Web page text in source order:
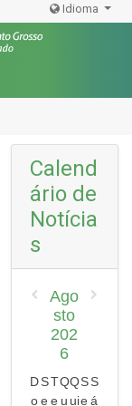
Idioma
Calend
ário de
Notícia
s
Ago
sto
202
6
D
o
S
e
T
e
Q
u
Q
ui
S
e
S
á